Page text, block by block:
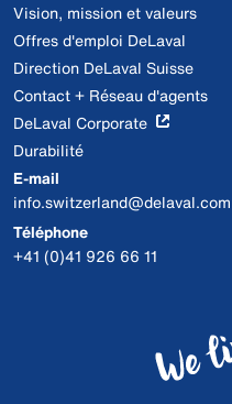
Vision, mission et valeurs
Offres d'emploi DeLaval
Direction DeLaval Suisse
Contact + Réseau d'agents
DeLaval Corporate
Durabilité
E-mail
info.switzerland@delaval.com
Téléphone
+41 (0)41 926 66 11